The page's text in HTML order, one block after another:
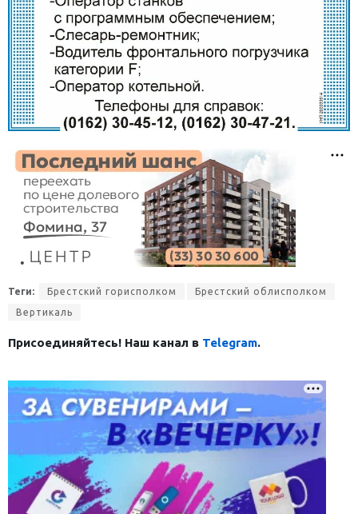
Теги: Брестский горисполком
Брестский облисполком
Вертикаль
Присоединяйтесь! Наш канал в Telegram.